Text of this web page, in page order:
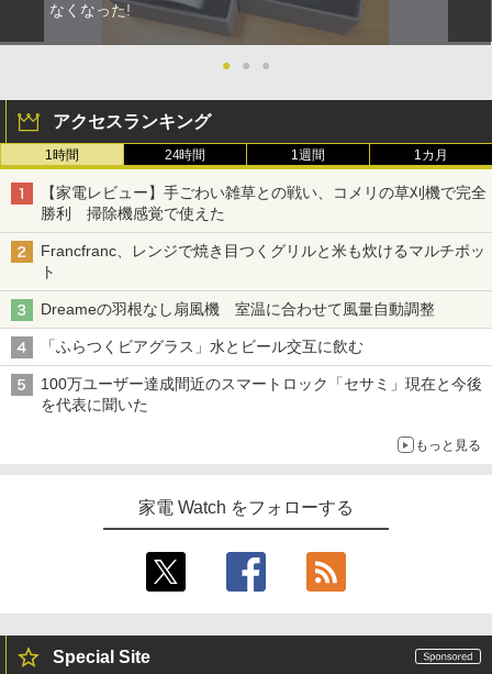
なくなった!
● ● ●
アクセスランキング
1時間 24時間 1週間 1カ月
【家電レビュー】手ごわい雑草との戦い、コメリの草刈機で完全
勝利 掃除機感覚で使えた
Francfranc、レンジで焼き目つくグリルと米も炊けるマルチポッ
ト
Dreameの羽根なし扇風機 室温に合わせて風量自動調整
「ふらつくビアグラス」水とビール交互に飲む
100万ユーザー達成間近のスマートロック「セサミ」現在と今後
を代表に聞いた
もっと見る
家電 Watch をフォローする
Special Site